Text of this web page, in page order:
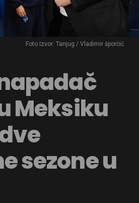
Foto Izvor: Tanjug / Vladimir šporčić
Meksiku
sezone u